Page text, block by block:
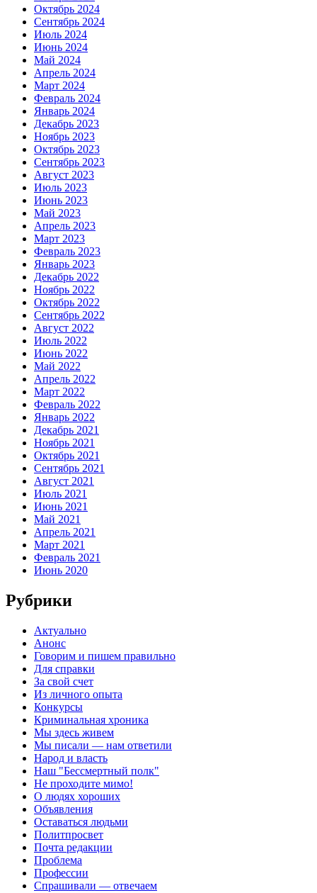
Октябрь 2024
Сентябрь 2024
Июль 2024
Июнь 2024
Май 2024
Апрель 2024
Март 2024
Февраль 2024
Январь 2024
Декабрь 2023
Ноябрь 2023
Октябрь 2023
Сентябрь 2023
Август 2023
Июль 2023
Июнь 2023
Май 2023
Апрель 2023
Март 2023
Февраль 2023
Январь 2023
Декабрь 2022
Ноябрь 2022
Октябрь 2022
Сентябрь 2022
Август 2022
Июль 2022
Июнь 2022
Май 2022
Апрель 2022
Март 2022
Февраль 2022
Январь 2022
Декабрь 2021
Ноябрь 2021
Октябрь 2021
Сентябрь 2021
Август 2021
Июль 2021
Июнь 2021
Май 2021
Апрель 2021
Март 2021
Февраль 2021
Июнь 2020
Рубрики
Актуально
Анонс
Говорим и пишем правильно
Для справки
За свой счет
Из личного опыта
Конкурсы
Криминальная хроника
Мы здесь живем
Мы писали — нам ответили
Народ и власть
Наш "Бессмертный полк"
Не проходите мимо!
О людях хороших
Объявления
Оставаться людьми
Политпросвет
Почта редакции
Проблема
Профессии
Спрашивали — отвечаем